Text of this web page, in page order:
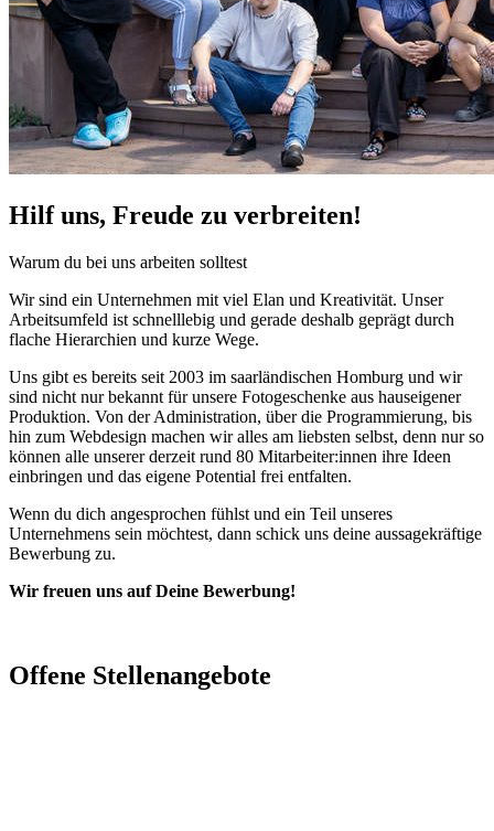
Hilf uns, Freude zu verbreiten!
Warum du bei uns arbeiten solltest
Wir sind ein Unternehmen mit viel Elan und Kreativität. Unser
Arbeitsumfeld ist schnelllebig und gerade deshalb geprägt durch
flache Hierarchien und kurze Wege.
Uns gibt es bereits seit 2003 im saarländischen Homburg und wir
sind nicht nur bekannt für unsere Fotogeschenke aus hauseigener
Produktion. Von der Administration, über die Programmierung, bis
hin zum Webdesign machen wir alles am liebsten selbst, denn nur so
können alle unserer derzeit rund 80 Mitarbeiter:innen ihre Ideen
einbringen und das eigene Potential frei entfalten.
Wenn du dich angesprochen fühlst und ein Teil unseres
Unternehmens sein möchtest, dann schick uns deine aussagekräftige
Bewerbung zu.
Wir freuen uns auf Deine Bewerbung!
Offene Stellenangebote